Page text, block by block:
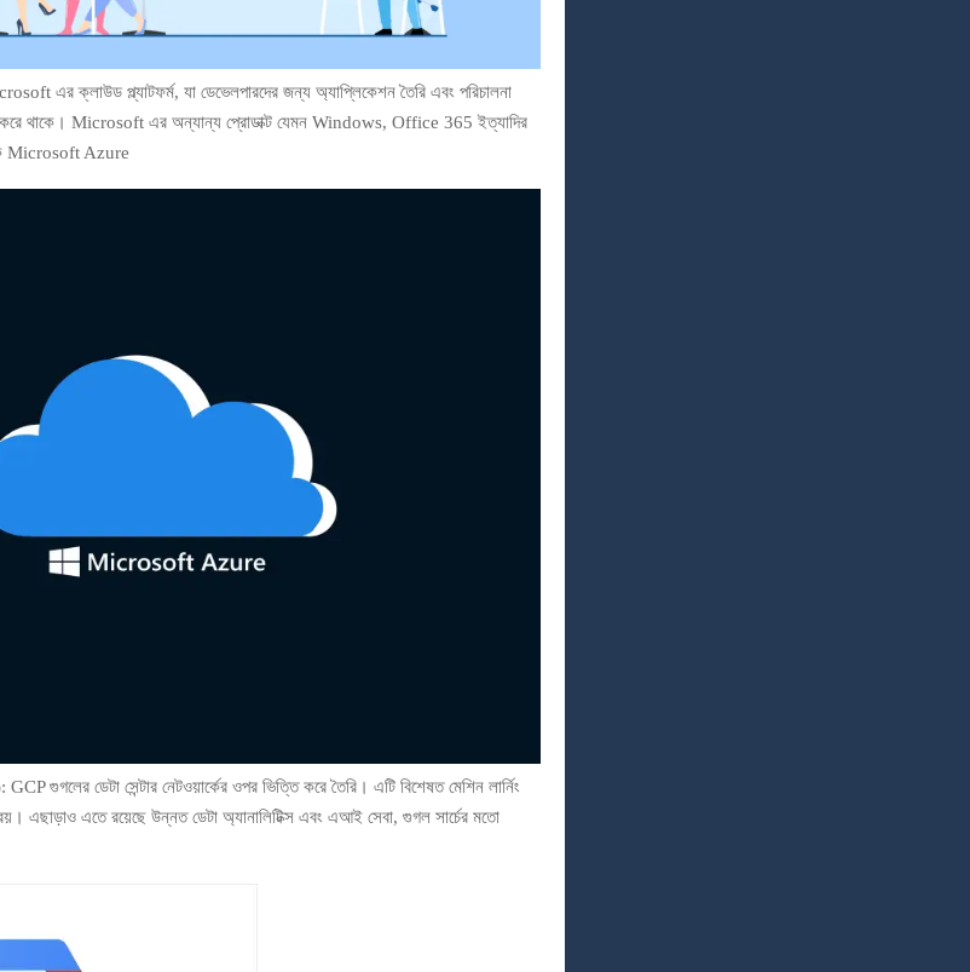
এর ক্লাউড প্ল্যাটফর্ম, যা ডেভেলপারদের জন্য অ্যাপ্লিকেশন তৈরি এবং পরিচালনা
করে থাকে। Microsoft এর অন্যান্য প্রোডাক্ট যেমন Windows, Office 365 ইত্যাদির
Microsoft Azure
ডেটা সেন্টার নেটওয়ার্কের ওপর ভিত্তি করে তৈরি। এটি বিশেষত মেশিন লার্নিং
এছাড়াও এতে রয়েছে উন্নত ডেটা অ্যানালিটিক্স এবং এআই সেবা, গুগল সার্চের মতো